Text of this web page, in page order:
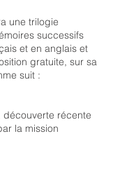
une trilogie
successifs
et en anglais et
gratuite, sur sa
suit :
découverte récente
la mission